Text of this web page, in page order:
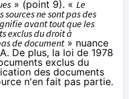
» (point 9). « Le
ne sont pas des
avant tout que les
exclus du droit à
de document» nuance
De plus, la loi de 1978
exclus du
des documents
n'en fait pas partie.